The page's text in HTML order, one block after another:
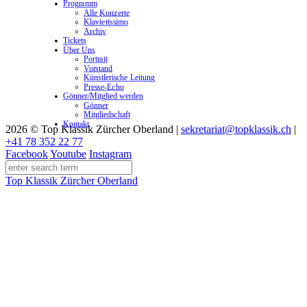
2026 © Top Klassik Zürcher Oberland | sekretariat@topklassik.ch |
+41 78 352 22 77
FacebookYoutube Instagram
Top Klassik Zürcher Oberland
Programm
Alle Konzerte
Klavierissimo
Archiv
Tickets
Über Uns
Portrait
Vorstand
Künstlerische Leitung
Presse-Echo
Gönner/Mitglied werden
Gönner
Mitgliedschaft
Kontakt